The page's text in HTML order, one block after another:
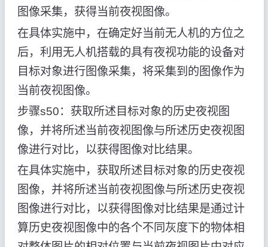
图像采集，获得当前夜视图像。
在具体实施中，在确定好当前无人机的方位之
后，利用无人机搭载的具有夜视功能的设备对
目标对象进行图像采集，将采集到的图像作为
当前夜视图像。
步骤s50：获取所述目标对象的历史夜视图
像，并将所述当前夜视图像与所述历史夜视图
像进行对比，以获得图像对比结果。
在具体实施中，获取所述目标对象的历史夜视
图像，并将所述当前夜视图像与所述历史夜视
图像进行对比，以获得图像对比结果是通过计
算历史夜视图像中的各个不同灰度下的物体相